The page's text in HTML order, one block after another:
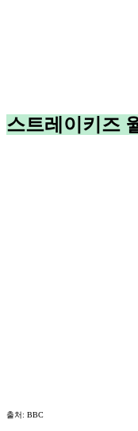
스트레이키즈
출처: BBC